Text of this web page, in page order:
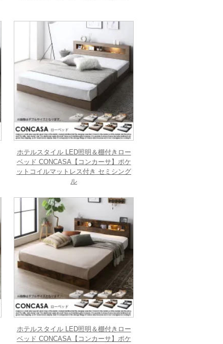
ホテルスタイル LED照明＆棚付きロー
ベッド CONCASA【コンカーサ】ポケ
ットコイルマットレス付き セミシング
ル
ホテルスタイル LED照明＆棚付きロー
ベッド CONCASA【コンカーサ】ポケ